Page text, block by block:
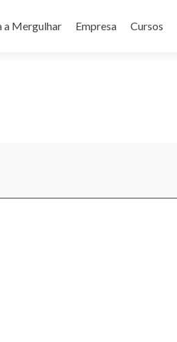
a Mergulhar Empresa Cursos